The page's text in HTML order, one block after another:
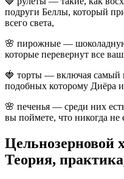
подруги Беллы, который
всего света,
🌸 пирожные —
которые перевернут все
🍓 торты — включая самый
подобных которому Диёра
🌸 печенья — среди них
вы поймете, что никогда не
Цельнозерновой
Теория,